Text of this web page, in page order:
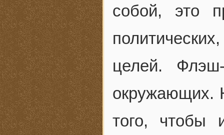
собой, это
целей.
окружающих.
того, чтобы